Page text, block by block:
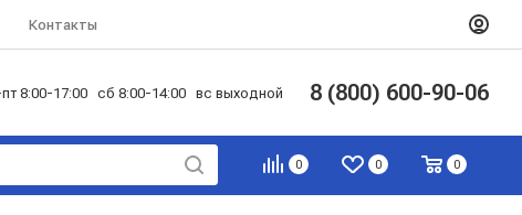
Контакты
8:00-17:00 сб 8:00-14:00 вс выходной 8 (800) 600-90-06
0 0 0